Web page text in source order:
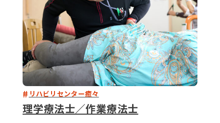
リハビリセンター癒々
理学療法士／作業療法士